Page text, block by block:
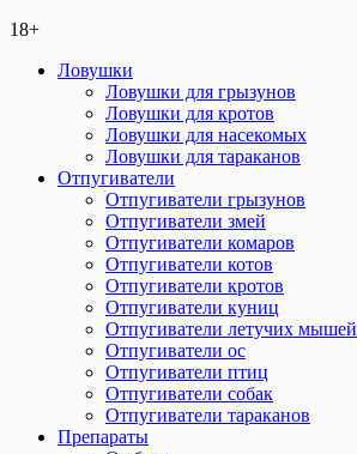
18+
Ловушки
Ловушки для грызунов
Ловушки для кротов
Ловушки для насекомых
Ловушки для тараканов
Отпугиватели
Отпугиватели грызунов
Отпугиватели змей
Отпугиватели комаров
Отпугиватели котов
Отпугиватели кротов
Отпугиватели куниц
Отпугиватели летучих мышей
Отпугиватели ос
Отпугиватели птиц
Отпугиватели собак
Отпугиватели тараканов
Препараты